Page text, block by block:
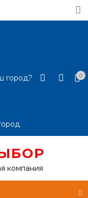
город? 0
компания